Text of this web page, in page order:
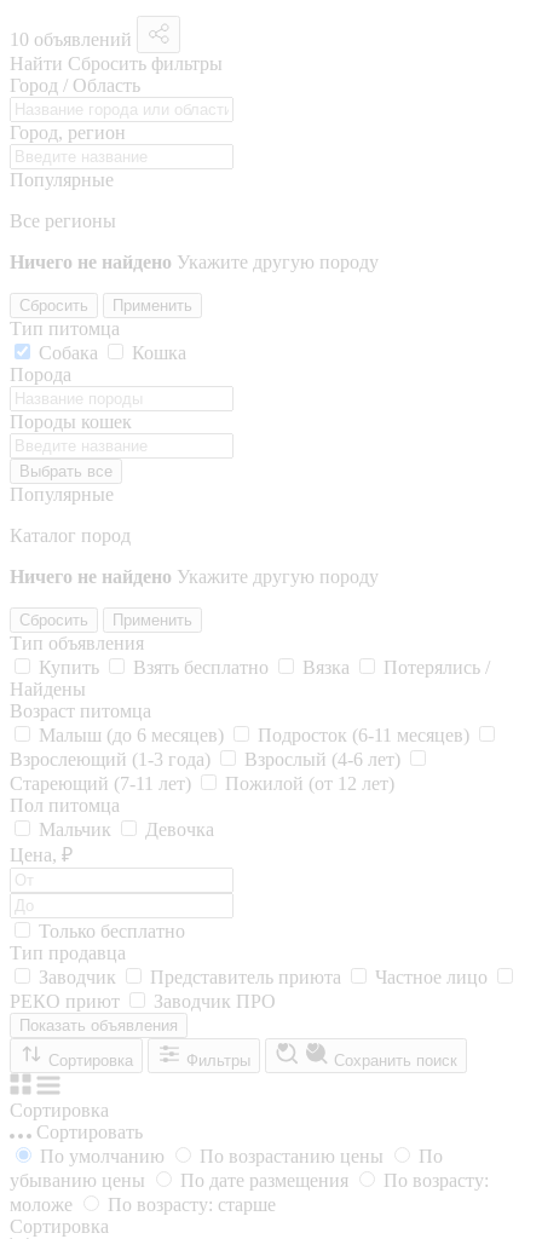
10 объявлений
Найти Сбросить фильтры
Город / Область
Город, регион
Популярные
Все регионы
Ничего не найдено Укажите другую породу
Сбросить Применить
Тип питомца
Собака
Кошка
Порода
Породы кошек
Выбрать все
Популярные
Каталог пород
Ничего не найдено Укажите другую породу
Сбросить Применить
Тип объявления
Купить
Взять бесплатно Вязка
Потерялись /
Найдены
Возраст питомца
Малыш (до 6 месяцев)
Подросток (6-11 месяцев)
Взрослеющий (1-3 года)
Взрослый (4-6 лет)
Стареющий (7-11 лет)
Пожилой (от 12 лет)
Пол питомца
Мальчик
Девочка
Цена, ₽
Только бесплатно
Тип продавца
Заводчик
Представитель приюта
Частное лицо
РЕКО приют
Заводчик ПРО
Показать объявления
Сортировка
Фильтры Сохранить поиск
Сортировка
Сортировать
По умолчанию
По возрастанию цены
По
убыванию цены
По дате размещения
По возрасту:
моложе
По возрасту: старше
Сортировка